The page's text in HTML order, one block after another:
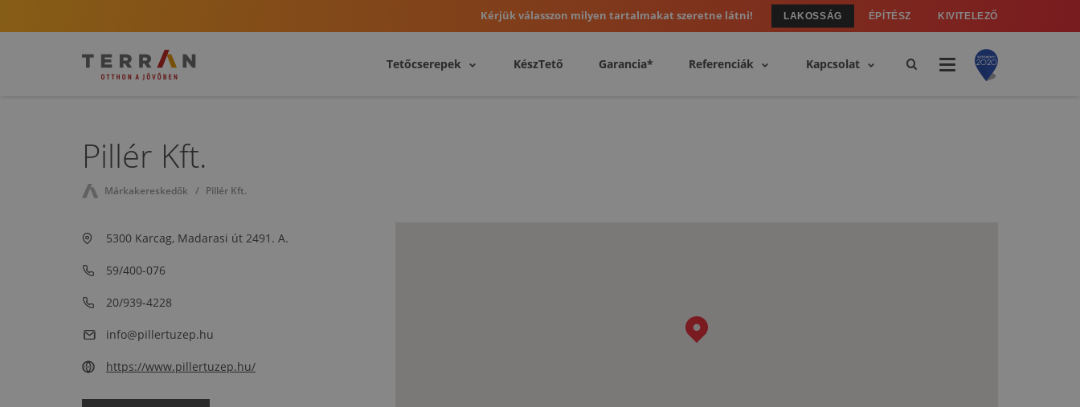
Kérjük válasszon milyen tartalmakat szeretne látni! LAKOSSÁG ÉPÍTÉSZ KIVITELEZŐ
Tetőcserepek KészTető Garancia* Referenciák Kapcsolat
Pillér Kft.
Márkakereskedők Pillér Kft.
5300 Karcag, Madarasi út 2491. A.
59/400-076
20/939-4228
info@pillertuzep.hu
https://www.pillertuzep.hu/